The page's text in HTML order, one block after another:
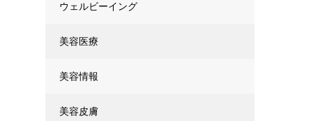
ウェルビーイング
美容医療
美容情報
美容皮膚